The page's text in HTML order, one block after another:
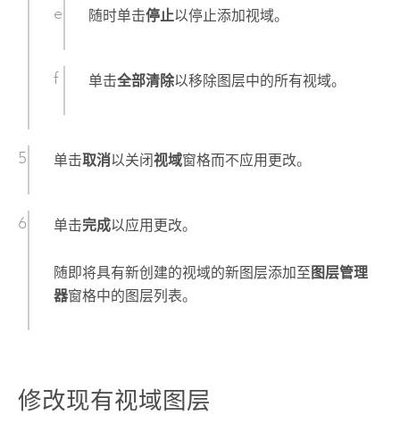
随时单击停止以停止添加视域。
单击全部清除以移除图层中的所有视域。
单击取消以关闭视域窗格而不应用更改。
单击完成以应用更改。
随即将具有新创建的视域的新图层添加至 图层管理
器窗格中的图层列表。
修改现有视域图层